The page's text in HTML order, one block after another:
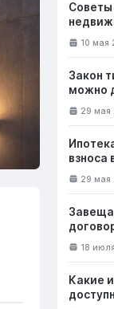
10 мая
Закон
можно
29 мая
взноса
банки
29 мая
лучше
18
Какие